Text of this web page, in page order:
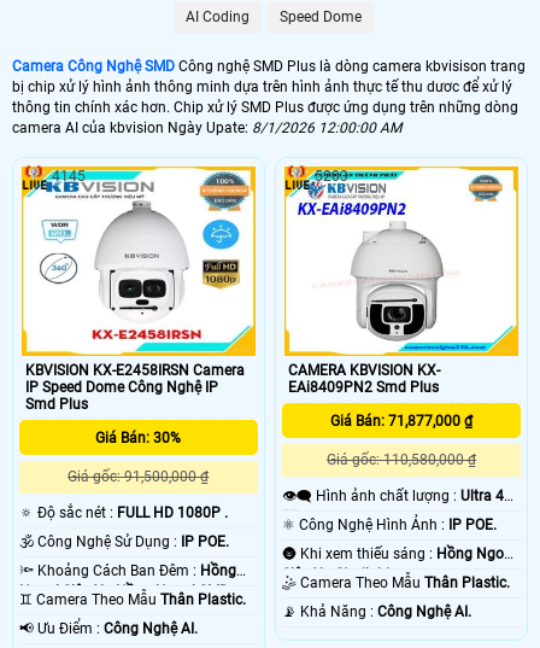
AI Coding Speed Dome
Camera Công Nghệ SMD Công nghệ SMD Plus là dòng camera kbvisison trang
bị chip xử lý hình ảnh thông minh dựa trên hình ảnh thực tế thu dươc để xử lý
thông tin chính xác hơn. Chip xử lý SMD Plus được ứng dụng trên những dòng
camera AI của kbvision Ngày Upate: 8/1/2026 12:00:00 AM
KBVISION KX-E2458IRSN Camera
IP Speed Dome Công Nghệ IP
Smd Plus
Giá Bán: 30%
Giá gốc: 91,500,000 ₫
🔅 Độ sắc nét : FULL HD 1080P .
🕉️ Công Nghệ Sử Dụng :
IP POE.
🔦 Khoảng Cách Ban Đêm : Hồng
Ngoại Siêu Xa Hồng Ngoại SMD.
♊ Camera Theo Mẫu Thân Plastic.
️📢 Ưu Điểm : Công Nghệ AI.
4145
CAMERA KBVISION KX-
EAi8409PN2 Smd Plus
Giá Bán: 71,877,000 ₫
Giá gốc: 110,580,000 ₫
👁️‍🗨 Hình ảnh chất lượng :Ultra 4k
👍🏾 .
⚛️ Công Nghệ Hình Ảnh :
IP POE.
🌚 Khi xem thiếu sáng : Hồng Ngoại
Siêu Xa Starlight.
🤹 Camera Theo MẫuThân Plastic.
️📡 Khả Năng :Công Nghệ AI.
5203